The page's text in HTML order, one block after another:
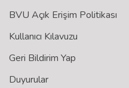
BVU Açık Erişim Politikası
Kullanıcı Kılavuzu
Geri Bildirim Yap
Duyurular